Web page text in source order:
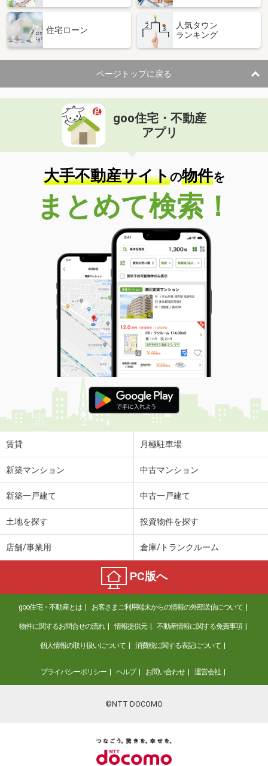
住宅ローン
人気タウン
ランキング
ページトップに戻る
goo住宅・不動産
アプリ
大手不動産サイトの物件を
まとめて検索！
賃貸 月極駐車場
新築マンション 中古マンション
新築一戸建て 中古一戸建て
土地を探す 投資物件を探す
店舗/事業用 倉庫/トランクルーム
PC版へ
goo住宅・不動産とは お客さまご利用端末からの情報の外部送信について
物件に関するお問合せの流れ 情報提供元 不動産情報に関する免責事項
個人情報の取り扱いについて 消費税に関する表記について
プライバシーポリシー ヘルプ お問い合わせ 運営会社
©NTT DOCOMO